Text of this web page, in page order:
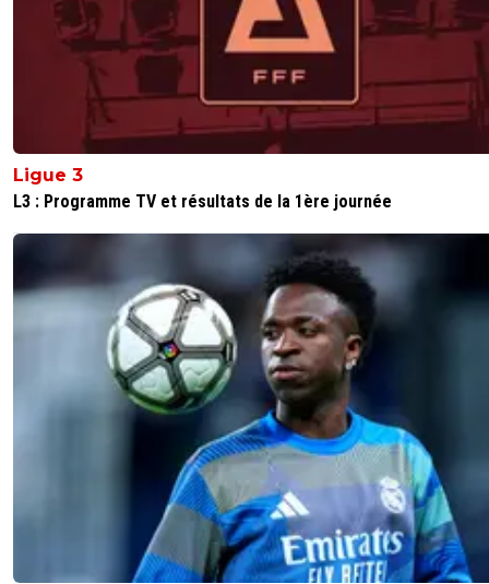
Ligue 3
L3 : Programme TV et résultats de la 1ère journée